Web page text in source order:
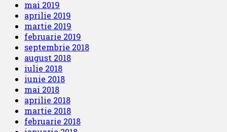
mai 2019
aprilie 2019
martie 2019
februarie 2019
septembrie 2018
august 2018
iulie 2018
iunie 2018
mai 2018
aprilie 2018
martie 2018
februarie 2018